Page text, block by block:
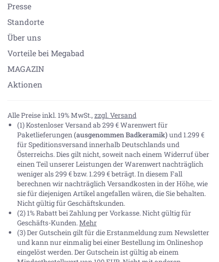
Presse
Standorte
Über uns
Vorteile bei Megabad
MAGAZIN
Aktionen
Alle Preise inkl. 19% MwSt., zzgl. Versand
(1) Kostenloser Versand ab 299 € Warenwert für
Paketlieferungen(ausgenommen Badkeramik) und 1.299 €
für Speditionsversand innerhalb Deutschlands und
Österreichs. Dies gilt nicht, soweit nach einem Widerruf über
einen Teil unserer Leistungen der Warenwert nachträglich
weniger als 299 € bzw. 1.299 € beträgt. In diesem Fall
berechnen wir nachträglich Versandkosten in der Höhe, wie
sie für diejenigen Artikel angefallen wären, die Sie behalten.
Nicht gültig für Geschäftskunden.
(2) 1% Rabatt bei Zahlung per Vorkasse. Nicht gültig für
Geschäfts-Kunden.Mehr
(3) Der Gutschein gilt für die Erstanmeldung zum Newsletter
und kann nur einmalig bei einer Bestellung im Onlineshop
eingelöst werden. Der Gutschein ist gültig ab einem